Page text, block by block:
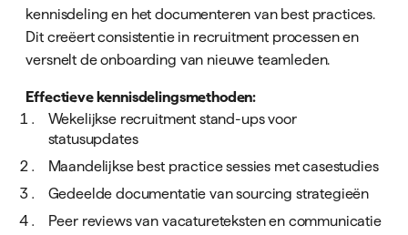
kennisdeling en het documenteren van best practices.
Dit creëert consistentie in recruitment processen en
versnelt de onboarding van nieuwe teamleden.
Effectieve kennisdelingsmethoden:
Wekelijkse recruitment stand-ups voor
statusupdates
Maandelijkse best practice sessies met casestudies
Gedeelde documentatie van sourcing strategieën
Peer reviews van vacatureteksten en communicatie